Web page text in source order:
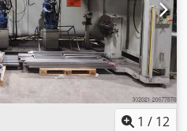
IP54 - Κλάση προστασίας
IP54: IP54 - Κοίλος άξονας Η
στο χρώμα R0000 KUKA
βάσης διαφέρει ανάλογα με το
3 AGILUS και KR AGILUS-2, που
Γραμμική μονάδα KL 250-3
= 7,1m) -περισσότερα1 / 12